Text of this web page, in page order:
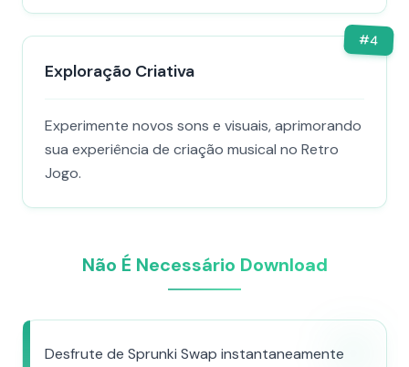
#4
Exploração Criativa
Experimente novos sons e visuais, aprimorando
sua experiência de criação musical no Retro
Jogo.
Não É Necessário Download
Desfrute de Sprunki Swap instantaneamente